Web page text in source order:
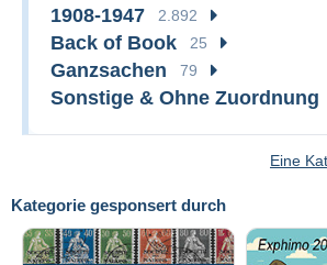
Kategorie gesponsert durch
1908-1947 2.892
Back of Book 25
Ganzsachen 79
Sonstige & Ohne Zuordnung
Eine